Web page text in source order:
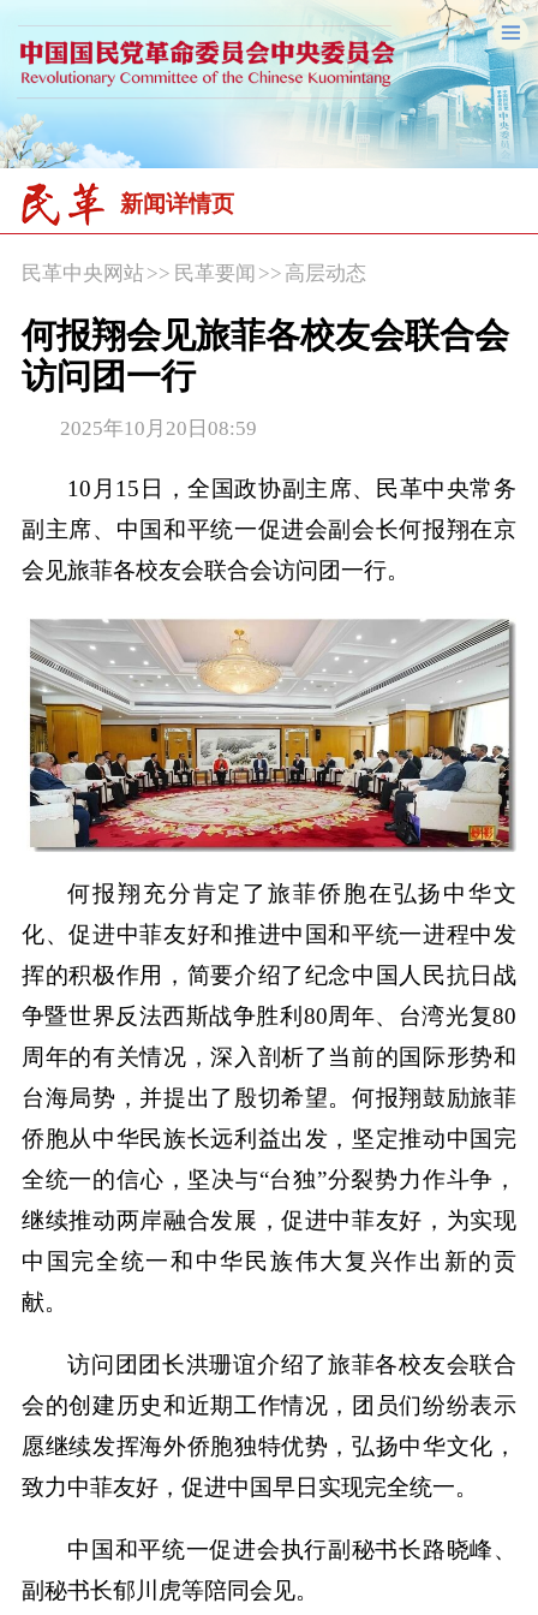
新闻详情页
民革中央网站>> 民革要闻 >> 高层动态
何报翔会见旅菲各校友会联合会
访问团一行
2025年10月20日08:59
10月15日，全国政协副主席、民革中央常务
副主席、中国和平统一促进会副会长何报翔在京
会见旅菲各校友会联合会访问团一行。
何报翔充分肯定了旅菲侨胞在弘扬中华文
化、促进中菲友好和推进中国和平统一进程中发
挥的积极作用，简要介绍了纪念中国人民抗日战
争暨世界反法西斯战争胜利80周年、台湾光复80
周年的有关情况，深入剖析了当前的国际形势和
台海局势，并提出了殷切希望。何报翔鼓励旅菲
侨胞从中华民族长远利益出发，坚定推动中国完
全统一的信心，坚决与“台独”分裂势力作斗争，
继续推动两岸融合发展，促进中菲友好，为实现
中国完全统一和中华民族伟大复兴作出新的贡
献。
访问团团长洪珊谊介绍了旅菲各校友会联合
会的创建历史和近期工作情况，团员们纷纷表示
愿继续发挥海外侨胞独特优势，弘扬中华文化，
致力中菲友好，促进中国早日实现完全统一。
中国和平统一促进会执行副秘书长路晓峰、
副秘书长郁川虎等陪同会见。